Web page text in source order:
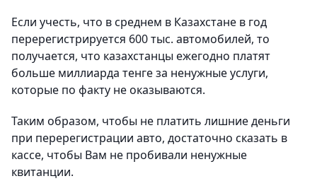
Если учесть, что в среднем в Казахстане в год
перерегистрируется 600 тыс. автомобилей, то
получается, что казахстанцы ежегодно платят
больше миллиарда тенге за ненужные услуги,
которые по факту не оказываются.
Таким образом, чтобы не платить лишние деньги
при перерегистрации авто, достаточно сказать в
кассе, чтобы Вам не пробивали ненужные
квитанции.